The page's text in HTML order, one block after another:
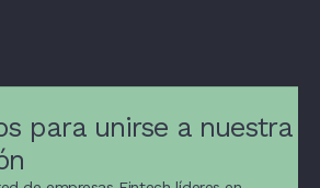
para unirse a nuestra